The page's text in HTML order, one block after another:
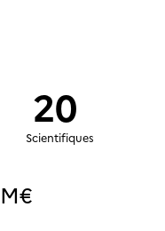
20
Scientifiques
M€